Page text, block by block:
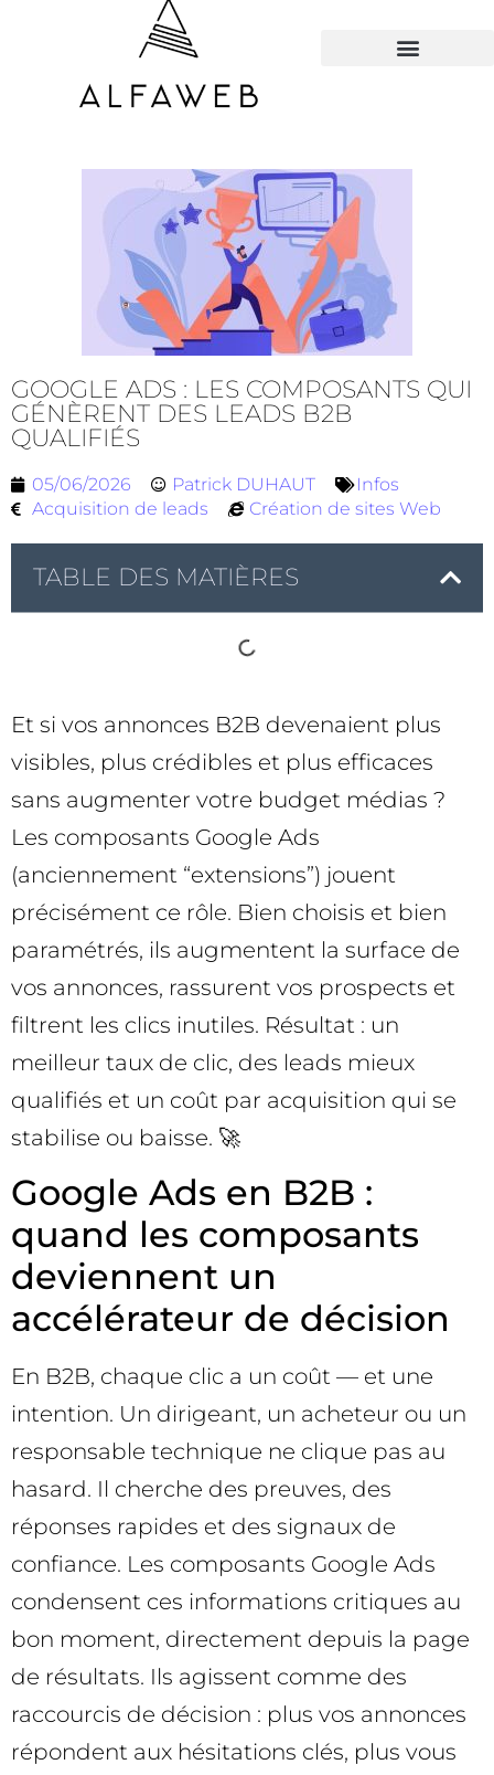
GOOGLE ADS : LES COMPOSANTS QUI
GÉNÈRENT DES LEADS B2B
QUALIFIÉS
05/06/2026 Patrick DUHAUT
Infos
Acquisition de leads
Création de sites Web
TABLE DES MATIÈRES
Et si vos annonces B2B devenaient plus
visibles, plus crédibles et plus efficaces
sans augmenter votre budget médias ?
Les composants Google Ads
(anciennement “extensions”) jouent
précisément ce rôle. Bien choisis et bien
paramétrés, ils augmentent la surface de
vos annonces, rassurent vos prospects et
filtrent les clics inutiles. Résultat : un
meilleur taux de clic, des leads mieux
qualifiés et un coût par acquisition qui se
stabilise ou baisse. 🚀
Google Ads en B2B :
quand les composants
deviennent un
accélérateur de décision
En B2B, chaque clic a un coût — et une
intention. Un dirigeant, un acheteur ou un
responsable technique ne clique pas au
hasard. Il cherche des preuves, des
réponses rapides et des signaux de
confiance. Les composants Google Ads
condensent ces informations critiques au
bon moment, directement depuis la page
de résultats. Ils agissent comme des
raccourcis de décision : plus vos annonces
répondent aux hésitations clés, plus vous